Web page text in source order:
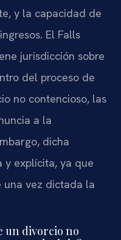
y la capacidad de
El Falls
jurisdicción sobre
del proceso de
no contencioso, las
a la
dicha
y explícita, ya que
una vez dictada la
un divorcio no